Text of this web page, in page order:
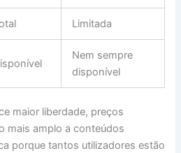
Limitada
Nem sempre
disponível
maior liberdade, preços
mais amplo a conteúdos
porque tantos utilizadores estão